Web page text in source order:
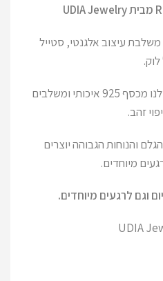
שרשרת מגן דוד – Rose Gold משלבת עיצוב אלגנטי, סטייל
אנחנו יוצרים את התכשיטים שלנו מכסף 925 איכותי ומשלבים
זהב.
והנוחות הגבוהה יוצרים
מיוחדים.
וגם לרגעים מיוחדים.